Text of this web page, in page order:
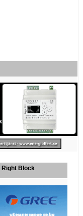
Right Block